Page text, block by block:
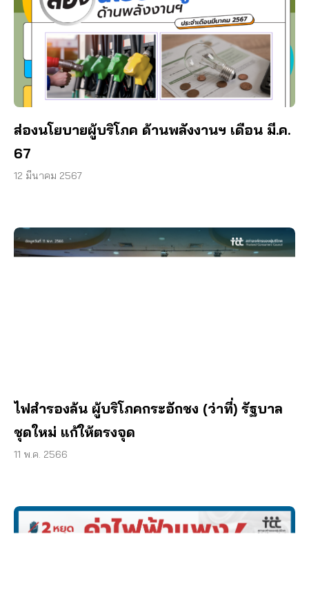
ส่องนโยบายผู้บริโภค ด้านพลังงานฯ เดือน มี.ค.
67
12 มีนาคม 2567
ไฟสำรองล้น ผู้บริโภคกระอักชง (ว่าที่) รัฐบาล
ชุดใหม่ แก้ให้ตรงจุด
11 พ.ค. 2566